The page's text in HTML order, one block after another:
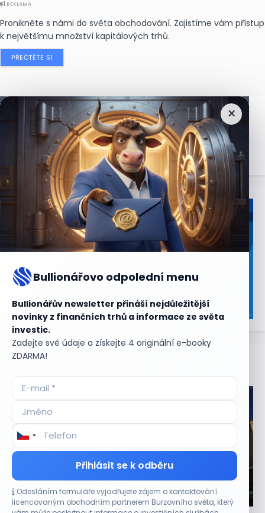
REKLAMA
Pronikněte s námi do světa obchodování. Zajistíme vám přístup
k největšímu množství kapitálových trhů.
PŘEČTĚTE SI
×
Bullionářovo odpolední menu
Bullionářův newsletter přináší nejdůležitější
novinky z finančních trhů a informace ze světa
investic.
Zadejte své údaje a získejte 4 originální e-booky
ZDARMA!
Přihlásit se k odběru
Odesláním formuláře vyjadřujete zájem o kontaktování
licencovaným obchodním partnerem Burzovního světa, který
Nejčtenějšízprávy
Aktuální
CO HÝBE TRHEM